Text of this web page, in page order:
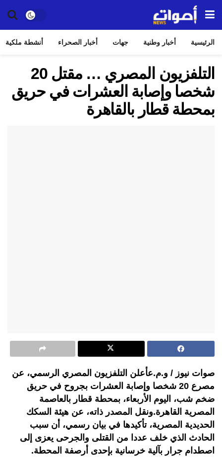
الرئيسية أخبار وطنية جهات أخبار الصحراء أنشطة ملكية
التلفزيون المصري … مقتل 20
شخصا وإصابة العشرات في حريق
بمحطة قطار بالقاهرة
صوات نيوز / و.م.عأعلن التلفزيون المصري الرسمي، عن
مصرع 20 شخصا وإصابة العشرات بجروح في حريق
ضخم شب، اليوم الأربعاء، بمحطة قطار بالعاصمة
المصرية القاهرة.ونقل المصدر ذاته، عن هيئة السكك
الحديدية المصرية، تأكيدها في بيان رسمي، أن سبب
الحادث الذي خلف عددا من القتلى والجرحى يعزى إلى
اصطدام جرار بآلية خرسانية بإحدى أرصفة المحطة.